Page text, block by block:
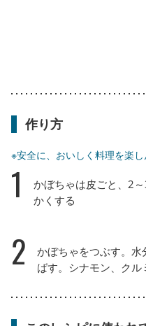
作り方
※安全に、おいしく料理を楽
1
かぼちゃは皮ごと、2
かくする
2
かぼちゃをつぶす。
ばす。シナモン、クル